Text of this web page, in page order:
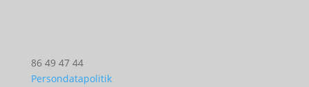
86 49 47 44
Persondatapolitik